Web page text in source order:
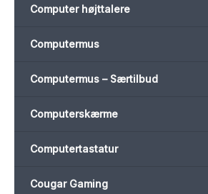
Computer højttalere
Computermus
Computermus – Særtilbud
Computerskærme
Computertastatur
Cougar Gaming